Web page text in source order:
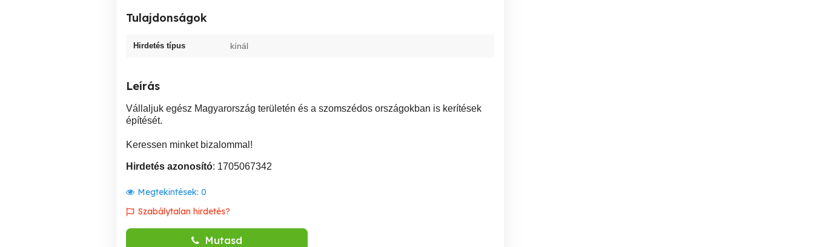
Tulajdonságok
Hirdetés típus kínál
Leírás
Vállaljuk egész Magyarország területén és a szomszédos országokban is kerítések
építését.
Keressen minket bizalommal!
Hirdetés azonosító: 1705067342
Megtekintések: 0
Szabálytalan hirdetés?
Mutasd